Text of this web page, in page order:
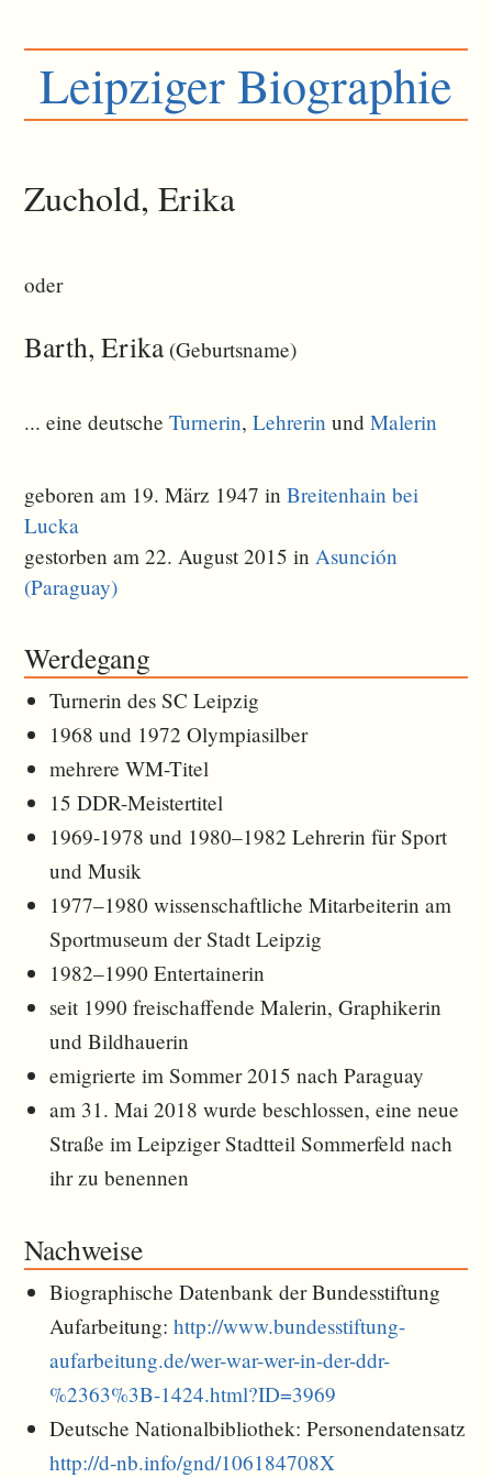
Leipziger Biographie
Zuchold, Erika
oder
Barth, Erika(Geburtsname)
... eine deutscheTurnerin,Lehrerin undMalerin
geboren am 19. März 1947 inBreitenhain bei
Lucka
gestorben am 22. August 2015 inAsunción
(Paraguay)
Werdegang
Turnerin des SC Leipzig
1968 und 1972 Olympiasilber
mehrere WM-Titel
15 DDR-Meistertitel
1969-1978 und 1980–1982 Lehrerin für Sport
und Musik
1977–1980 wissenschaftliche Mitarbeiterin am
Sportmuseum der Stadt Leipzig
1982–1990 Entertainerin
seit 1990 freischaffende Malerin, Graphikerin
und Bildhauerin
emigrierte im Sommer 2015 nach Paraguay
am 31. Mai 2018 wurde beschlossen, eine neue
Straße im Leipziger Stadtteil Sommerfeld nach
ihr zu benennen
Nachweise
Biographische Datenbank der Bundesstiftung
Aufarbeitung:http://www.bundesstiftung-
aufarbeitung.de/wer-war-wer-in-der-ddr-
%2363%3B-1424.html?ID=3969
Deutsche Nationalbibliothek: Personendatensatz
http://d-nb.info/gnd/106184708X